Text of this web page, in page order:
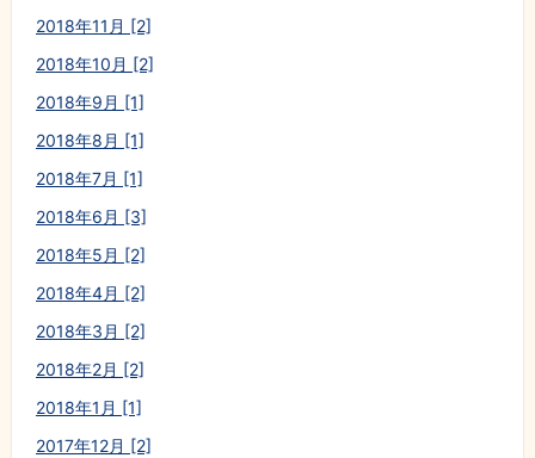
2018年11月 [2]
2018年10月 [2]
2018年9月 [1]
2018年8月 [1]
2018年7月 [1]
2018年6月 [3]
2018年5月 [2]
2018年4月 [2]
2018年3月 [2]
2018年2月 [2]
2018年1月 [1]
2017年12月 [2]